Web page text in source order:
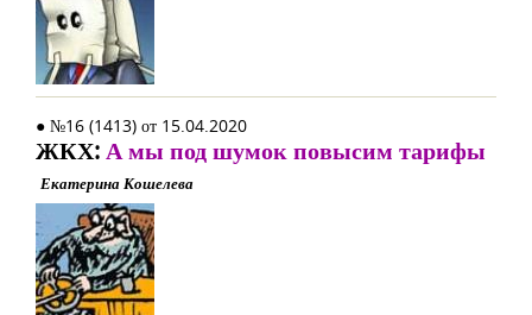
● №16 (1413) от 15.04.2020
ЖКХ:А мы под шумок повысим тарифы
Екатерина Кошелева